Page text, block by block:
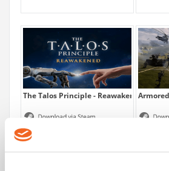
The Talos Principle - Reawakened